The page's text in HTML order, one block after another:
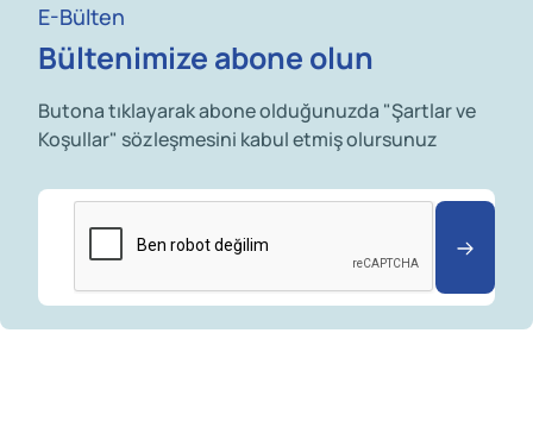
E-Bülten
Bültenimize abone olun
Butona tıklayarak abone olduğunuzda "Şartlar ve
Koşullar" sözleşmesini kabul etmiş olursunuz